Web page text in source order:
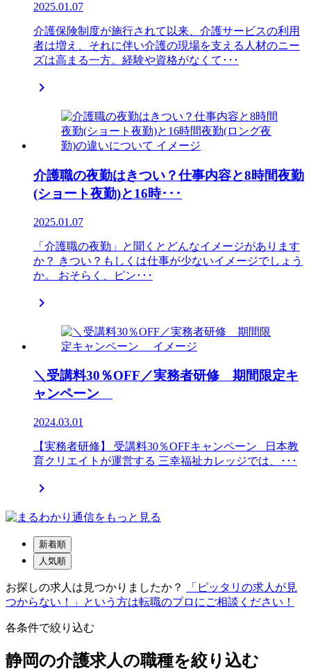
2025.01.07
介護保険制度が施行されて以来、介護サービスの利用
者は増え、それに伴い介護の現場を支える人材のニー
ズは高まる一方。経験や資格がなくて･･･

介護職の夜勤はきつい？仕事内容と8時間夜勤
(ショート夜勤)と16時･･･
2025.01.07
「介護職の夜勤」と聞くとどんなイメージがあります
か？ きつい？もしくは仕事が少ないイメージでしょう
か。 おそらく、ピン･･･

＼受講料30％OFF／実務者研修 期間限定キ
ャンペーン
2024.03.01
【実務者研修】 受講料30％OFFキャンペーン 日本教
育クリエイトが運営する 三幸福祉カレッジでは、･･･

新着順
人気順
お探しの求人は見つかりましたか？
「ピッタリの求人が見
つからない！」という方は転職のプロにご相談ください！
各条件で絞り込む
静岡の介護求人の職種を絞り込む